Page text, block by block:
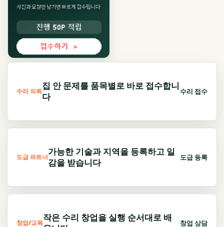
수리 의뢰집 안 문제를 품목별로 바로 접수합니
다
수리 접수
도급 파트너가능한 기술과 지역을 등록하고 일
감을 받습니다
도급 등록
창업/교육작은 수리 창업을 실행 순서대로 배
창업 상담